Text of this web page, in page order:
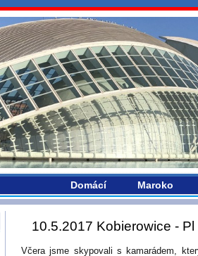
Domácí Maroko
10.5.2017 Kobierowice - Pl
Včera jsme skypovali s kamarádem,